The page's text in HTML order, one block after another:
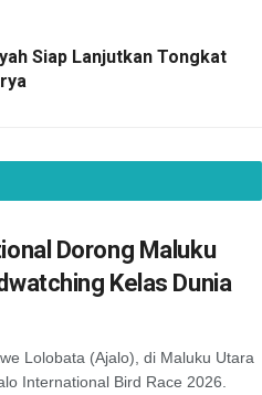
Siap Lanjutkan Tongkat
Dorong Maluku
Kelas Dunia
Lolobata (Ajalo), di Maluku Utara
International Bird Race 2026.